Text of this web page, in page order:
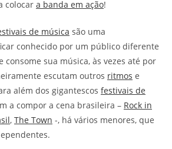
colocar a banda em ação!
de música são uma
conhecido por um público diferente
sua música, às vezes até por
escutam outros ritmos e
além dos gigantescos festivais de
a compor a cena brasileira – Rock in
, The Town -, há vários menores, que